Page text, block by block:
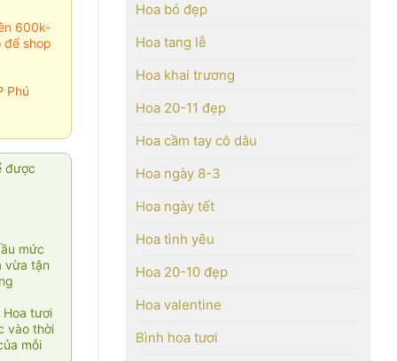
Hoa bó đẹp
Hoa tang lễ
Hoa khai trương
Hoa 20-11 đẹp
Hoa cầm tay cô dâu
Hoa ngày 8-3
Hoa ngày tết
Hoa tình yêu
Hoa 20-10 đẹp
Hoa valentine
Bình hoa tươi
600k-
để shop
Phú
được
mức
vừa tận
tươi
vào thời
mỗi